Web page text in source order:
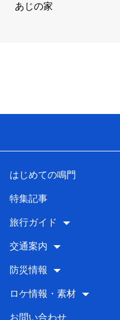
あじの家
はじめての鳴門
特集記事
旅行ガイド
交通案内
防災情報
ロケ情報・素材
お問い合わせ